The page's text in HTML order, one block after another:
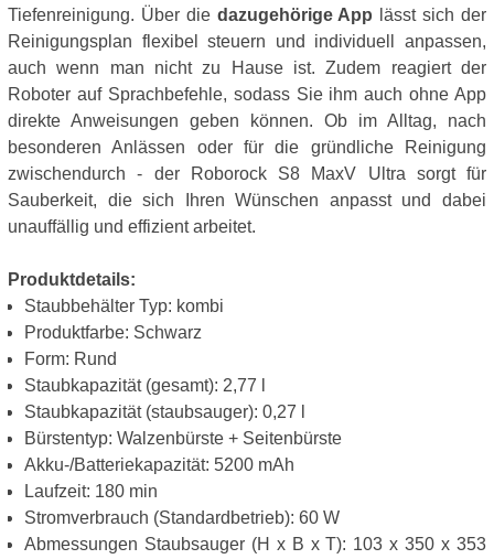
Tiefenreinigung. Über die dazugehörige App
lässt sich der
Reinigungsplan flexibel steuern und individuell anpassen,
auch wenn man nicht zu Hause ist. Zudem reagiert der
Roboter auf Sprachbefehle, sodass Sie ihm auch ohne App
direkte Anweisungen geben können. Ob im Alltag, nach
besonderen Anlässen oder für die gründliche Reinigung
zwischendurch - der Roborock S8 MaxV Ultra sorgt für
Sauberkeit, die sich Ihren Wünschen anpasst und dabei
unauffällig und effizient arbeitet.
Produktdetails:
Staubbehälter Typ: kombi
Produktfarbe: Schwarz
Form: Rund
Staubkapazität (gesamt): 2,77 l
Staubkapazität (staubsauger): 0,27 l
Bürstentyp: Walzenbürste + Seitenbürste
Akku-/Batteriekapazität: 5200 mAh
Laufzeit: 180 min
Stromverbrauch (Standardbetrieb): 60 W
Abmessungen Staubsauger (H x B x T): 103 x 350 x 353